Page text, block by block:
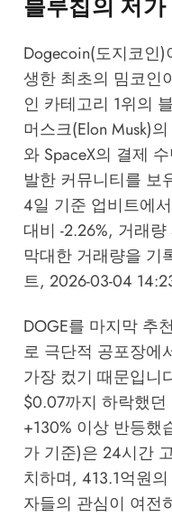
Dogecoin(도지코인
생한 최초의 밈코인
인 카테고리 1위의
머스크(Elon Musk)
와 SpaceX의 결제
발한 커뮤니티를 보
4일 기준 업비트에
대비 -2.26%, 거래
막대한 거래량을 기
트, 2026-03-04
DOGE를 마지막 추
로 극단적 공포장에
가장 컸기 때문입니
$0.07까지 하락했
+130% 이상 반등했
가 기준)은 24시간
치하며, 413.1억원
자들의 관심이 여전